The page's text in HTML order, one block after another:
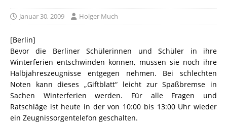
Januar 30, 2009 Holger Much
[Berlin]
Bevor die Berliner Schülerinnen und Schüler in ihre
Winterferien entschwinden können, müssen sie noch ihre
Halbjahreszeugnisse entgegen nehmen. Bei schlechten
Noten kann dieses „Giftblatt“ leicht zur Spaßbremse in
Sachen Winterferien werden. Für alle Fragen und
Ratschläge ist heute in der von 10:00 bis 13:00 Uhr wieder
ein Zeugnissorgentelefon geschalten.